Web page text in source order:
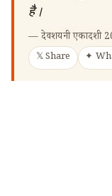
है।
—देवशयनी एकादशी
𝕏 Share ✦